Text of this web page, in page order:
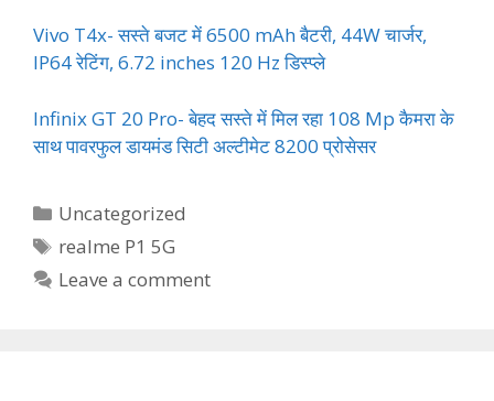
Vivo T4x- सस्ते बजट में 6500 mAh बैटरी, 44W चार्जर,
IP64 रेटिंग, 6.72 inches 120 Hz डिस्प्ले
Infinix GT 20 Pro- बेहद सस्ते में मिल रहा 108 Mp कैमरा के
साथ पावरफुल डायमंड सिटी अल्टीमेट 8200 प्रोसेसर
Categories
Uncategorized
Tags
realme P1 5G
Leave a comment